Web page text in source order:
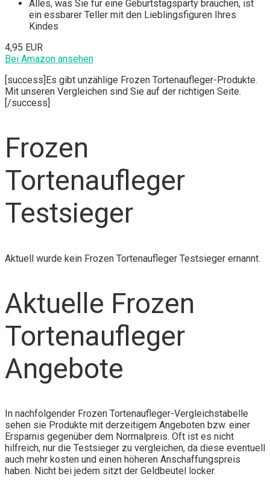
Alles, was Sie für eine Geburtstagsparty brauchen, ist
ein essbarer Teller mit den Lieblingsfiguren Ihres
Kindes
4,95 EUR
Bei Amazon ansehen
[success]Es gibt unzählige Frozen Tortenaufleger-Produkte.
Mit unseren Vergleichen sind Sie auf der richtigen Seite.
[/success]
Frozen
Tortenaufleger
Testsieger
Aktuell wurde kein Frozen Tortenaufleger Testsieger ernannt.
Aktuelle Frozen
Tortenaufleger
Angebote
In nachfolgender Frozen Tortenaufleger-Vergleichstabelle
sehen sie Produkte mit derzeitigem Angeboten bzw. einer
Ersparnis gegenüber dem Normalpreis. Oft ist es nicht
hilfreich, nur die Testsieger zu vergleichen, da diese eventuell
auch mehr kosten und einen höheren Anschaffungspreis
haben. Nicht bei jedem sitzt der Geldbeutel locker.